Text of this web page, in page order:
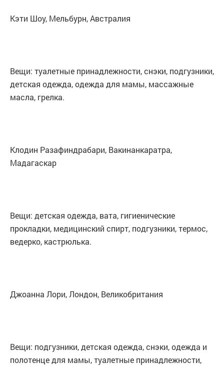
Кэти Шоу, Мельбурн, Австралия
Вещи: туалетные принадлежности, снэки, подгузники,
детская одежда, одежда для мамы, массажные
масла, грелка.
Клодин Разафиндрабари, Вакинанкаратра,
Мадагаскар
Вещи: детская одежда, вата, гигиенические
прокладки, медицинский спирт, подгузники, термос,
ведерко, кастрюлька.
Джоанна Лори, Лондон, Великобритания
Вещи: подгузники, детская одежда, снэки, одежда и
полотенце для мамы, туалетные принадлежности,